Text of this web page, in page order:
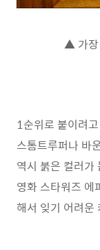
▲ 가장
1순위로 붙이려
스톰트루퍼나 바
역시 붉은 컬러가
영화 스타워즈 에
해서 잊기 어려운